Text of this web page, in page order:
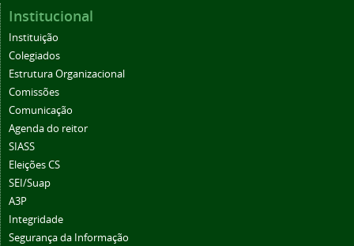
Institucional
Instituição
Colegiados
Estrutura Organizacional
Comissões
Comunicação
Agenda do reitor
SIASS
Eleições CS
SEI/Suap
A3P
Integridade
Segurança da Informação